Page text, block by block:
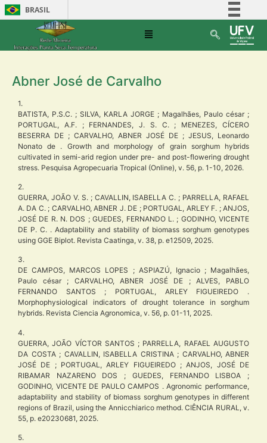
BRASIL
Acesso à informação
Canais
Abner José de Carvalho
1.
BATISTA, P.S.C. ; SILVA, KARLA JORGE ; Magalhães, Paulo césar ;
PORTUGAL, A.F. ; FERNANDES, J. S. C. ; MENEZES, CÍCERO
BESERRA DE ; CARVALHO, ABNER JOSÉ DE ; JESUS, Leonardo
Nonato de . Growth and morphology of grain sorghum hybrids
cultivated in semi-arid region under pre- and post-flowering drought
stress. Pesquisa Agropecuaria Tropical (Online), v. 56, p. 1-10, 2026.
2.
GUERRA, JOÃO V. S. ; CAVALLIN, ISABELLA C. ; PARRELLA, RAFAEL
A. DA C. ; CARVALHO, ABNER J. DE ; PORTUGAL, ARLEY F. ; ANJOS,
JOSÉ DE R. N. DOS ; GUEDES, FERNANDO L. ; GODINHO, VICENTE
DE P. C. . Adaptability and stability of biomass sorghum genotypes
using GGE Biplot. Revista Caatinga, v. 38, p. e12509, 2025.
3.
DE CAMPOS, MARCOS LOPES ; ASPIAZÚ, Ignacio ; Magalhães,
Paulo césar ; CARVALHO, ABNER JOSÉ DE ; ALVES, PABLO
FERNANDO SANTOS ; PORTUGAL, ARLEY FIGUEIREDO .
Morphophysiological indicators of drought tolerance in sorghum
hybrids. Revista Ciencia Agronomica, v. 56, p. 01-11, 2025.
4.
GUERRA, JOÃO VÍCTOR SANTOS ; PARRELLA, RAFAEL AUGUSTO
DA COSTA ; CAVALLIN, ISABELLA CRISTINA ; CARVALHO, ABNER
JOSÉ DE ; PORTUGAL, ARLEY FIGUEIREDO ; ANJOS, JOSÉ DE
RIBAMAR NAZARENO DOS ; GUEDES, FERNANDO LISBOA ;
GODINHO, VICENTE DE PAULO CAMPOS . Agronomic performance,
adaptability and stability of biomass sorghum genotypes in different
regions of Brazil, using the Annicchiarico method. CIÊNCIA RURAL, v.
55, p. e20230681, 2025.
5.